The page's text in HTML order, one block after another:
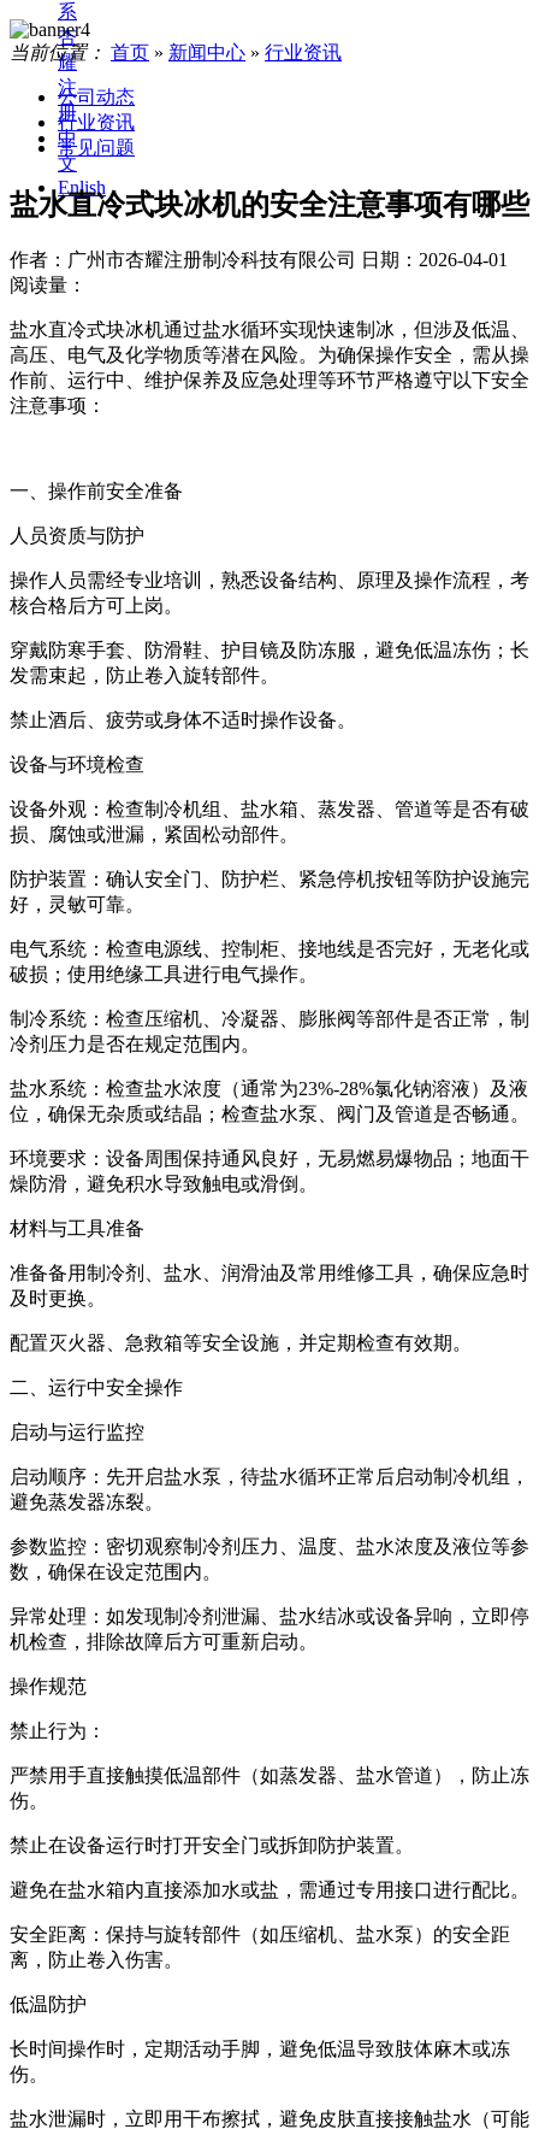
系
杏
耀
注
册
中
文
Enlish
当前位置： 首页 » 新闻中心 » 行业资讯
公司动态
行业资讯
常见问题
盐水直冷式块冰机的安全注意事项有哪些
作者：广州市杏耀注册制冷科技有限公司
日期：2026-04-01
阅读量：
盐水直冷式块冰机通过盐水循环实现快速制冰，但涉及低温、
高压、电气及化学物质等潜在风险。为确保操作安全，需从操
作前、运行中、维护保养及应急处理等环节严格遵守以下安全
注意事项：
一、操作前安全准备
人员资质与防护
操作人员需经专业培训，熟悉设备结构、原理及操作流程，考
核合格后方可上岗。
穿戴防寒手套、防滑鞋、护目镜及防冻服，避免低温冻伤；长
发需束起，防止卷入旋转部件。
禁止酒后、疲劳或身体不适时操作设备。
设备与环境检查
设备外观：检查制冷机组、盐水箱、蒸发器、管道等是否有破
损、腐蚀或泄漏，紧固松动部件。
防护装置：确认安全门、防护栏、紧急停机按钮等防护设施完
好，灵敏可靠。
电气系统：检查电源线、控制柜、接地线是否完好，无老化或
破损；使用绝缘工具进行电气操作。
制冷系统：检查压缩机、冷凝器、膨胀阀等部件是否正常，制
冷剂压力是否在规定范围内。
盐水系统：检查盐水浓度（通常为23%-28%氯化钠溶液）及液
位，确保无杂质或结晶；检查盐水泵、阀门及管道是否畅通。
环境要求：设备周围保持通风良好，无易燃易爆物品；地面干
燥防滑，避免积水导致触电或滑倒。
材料与工具准备
准备备用制冷剂、盐水、润滑油及常用维修工具，确保应急时
及时更换。
配置灭火器、急救箱等安全设施，并定期检查有效期。
二、运行中安全操作
启动与运行监控
启动顺序：先开启盐水泵，待盐水循环正常后启动制冷机组，
避免蒸发器冻裂。
参数监控：密切观察制冷剂压力、温度、盐水浓度及液位等参
数，确保在设定范围内。
异常处理：如发现制冷剂泄漏、盐水结冰或设备异响，立即停
机检查，排除故障后方可重新启动。
操作规范
禁止行为：
严禁用手直接触摸低温部件（如蒸发器、盐水管道），防止冻
伤。
禁止在设备运行时打开安全门或拆卸防护装置。
避免在盐水箱内直接添加水或盐，需通过专用接口进行配比。
安全距离：保持与旋转部件（如压缩机、盐水泵）的安全距
离，防止卷入伤害。
低温防护
长时间操作时，定期活动手脚，避免低温导致肢体麻木或冻
伤。
盐水泄漏时，立即用干布擦拭，避免皮肤直接接触盐水（可能